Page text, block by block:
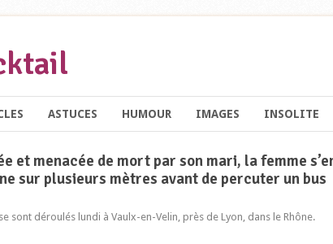
ASTUCES HUMOUR IMAGES INSOLITE
et menacée de mort par son mari, la femme
sur plusieurs mètres avant de percuter un bus
sont déroulés lundi à Vaulx-en-Velin, près de Lyon, dans le Rhône.